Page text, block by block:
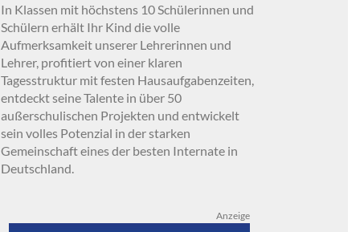
In Klassen mit höchstens 10 Schülerinnen und
Schülern erhält Ihr Kind die volle
Aufmerksamkeit unserer Lehrerinnen und
Lehrer, profitiert von einer klaren
Tagesstruktur mit festen Hausaufgabenzeiten,
entdeckt seine Talente in über 50
außerschulischen Projekten und entwickelt
sein volles Potenzial in der starken
Gemeinschaft eines der besten Internate in
Deutschland.
Anzeige